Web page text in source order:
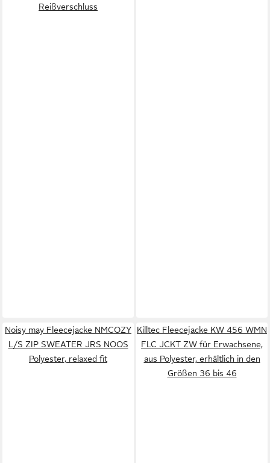
Reißverschluss
Noisy may Fleecejacke NMCOZY
L/S ZIP SWEATER JRS NOOS
Polyester, relaxed fit
Killtec Fleecejacke KW 456 WMN
FLC JCKT ZW für Erwachsene,
aus Polyester, erhältlich in den
Größen 36 bis 46